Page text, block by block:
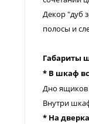
Декор "дуб
полосы и
Габариты
* В шкаф
Дно ящиков
Внутри
* На